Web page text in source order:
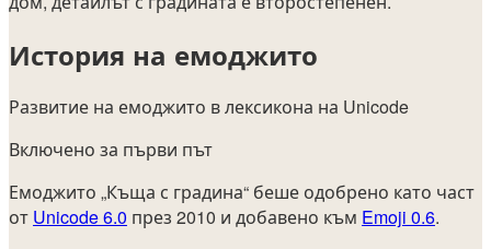
История на емоджито
Развитие на емоджито в лексикона на Unicode
Включено за първи път
Емоджито „Къща с градина“ беше одобрено като част
от Unicode 6.0 през 2010 и добавено към Emoji 0.6.